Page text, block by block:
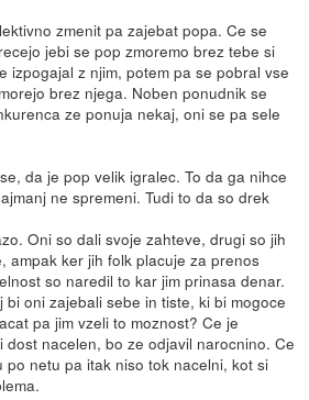
zmenit pa zajebat popa. Ce se
jebi se pop zmoremo brez tebe si
izpogajal z njim, potem pa se pobral vse
brez njega. Noben ponudnik se
ze ponuja nekaj, oni se pa sele
da je pop velik igralec. To da ga nihce
ne spremeni. Tudi to da so drek
Oni so dali svoje zahteve, drugi so jih
ampak ker jih folk placuje za prenos
so naredil to kar jim prinasa denar.
bi oni zajebali sebe in tiste, ki bi mogoce
pa jim vzeli to moznost? Ce je
dost nacelen, bo ze odjavil narocnino. Ce
po netu pa itak niso tok nacelni, kot si